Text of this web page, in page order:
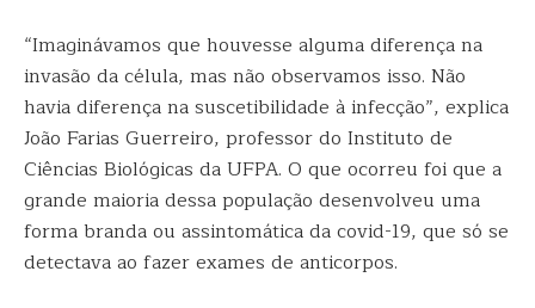
“Imaginávamos que houvesse alguma diferença na
invasão da célula, mas não observamos isso. Não
havia diferença na suscetibilidade à infecção”, explica
João Farias Guerreiro, professor do Instituto de
Ciências Biológicas da UFPA. O que ocorreu foi que a
grande maioria dessa população desenvolveu uma
forma branda ou assintomática da covid-19, que só se
detectava ao fazer exames de anticorpos.